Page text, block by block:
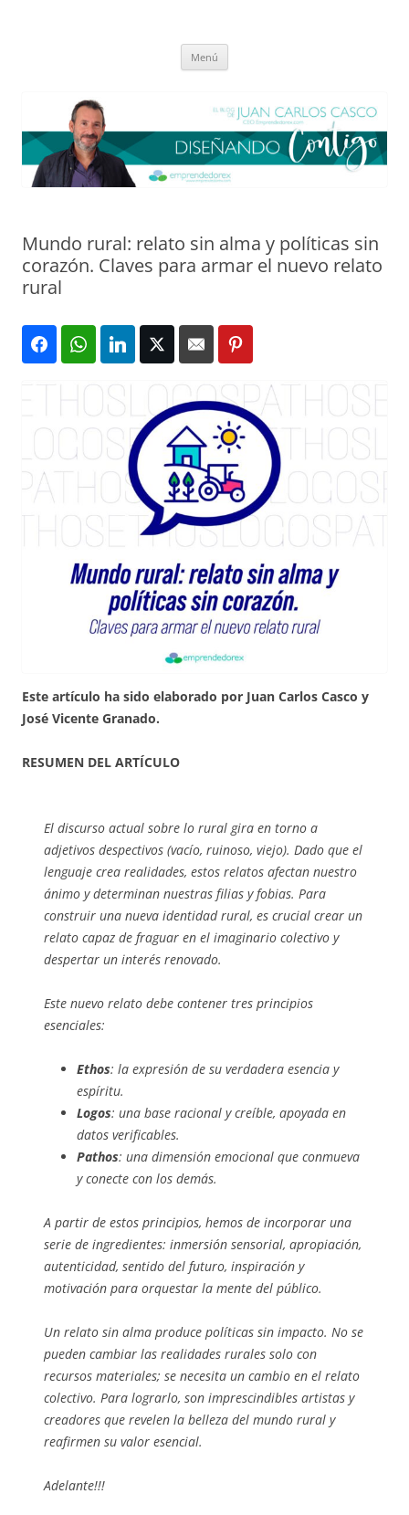
Menú
Mundo rural: relato sin alma y políticas sin
corazón. Claves para armar el nuevo relato
rural
Este artículo ha sido elaborado por Juan Carlos Casco y
José Vicente Granado.
RESUMEN DEL ARTÍCULO
El discurso actual sobre lo rural gira en torno a
adjetivos despectivos (vacío, ruinoso, viejo). Dado que el
lenguaje crea realidades, estos relatos afectan nuestro
ánimo y determinan nuestras filias y fobias. Para
construir una nueva identidad rural, es crucial crear un
relato capaz de fraguar en el imaginario colectivo y
despertar un interés renovado.
Este nuevo relato debe contener tres principios
esenciales:
Ethos: la expresión de su verdadera esencia y
espíritu.
Logos: una base racional y creíble, apoyada en
datos verificables.
Pathos: una dimensión emocional que conmueva
y conecte con los demás.
A partir de estos principios, hemos de incorporar una
serie de ingredientes: inmersión sensorial, apropiación,
autenticidad, sentido del futuro, inspiración y
motivación para orquestar la mente del público.
Un relato sin alma produce políticas sin impacto. No se
pueden cambiar las realidades rurales solo con
recursos materiales; se necesita un cambio en el relato
colectivo. Para lograrlo, son imprescindibles artistas y
creadores que revelen la belleza del mundo rural y
reafirmen su valor esencial.
Adelante!!!